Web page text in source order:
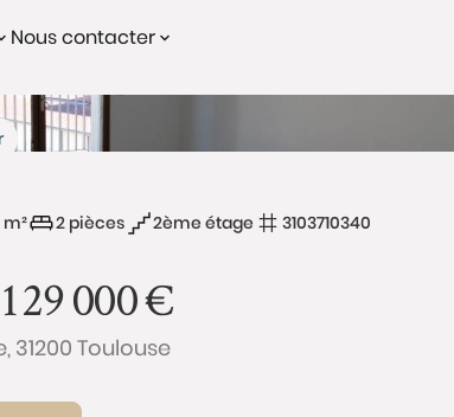
Nous contacter
m² 2 pièces 2ème étage 3103710340
129 000€
31200 Toulouse